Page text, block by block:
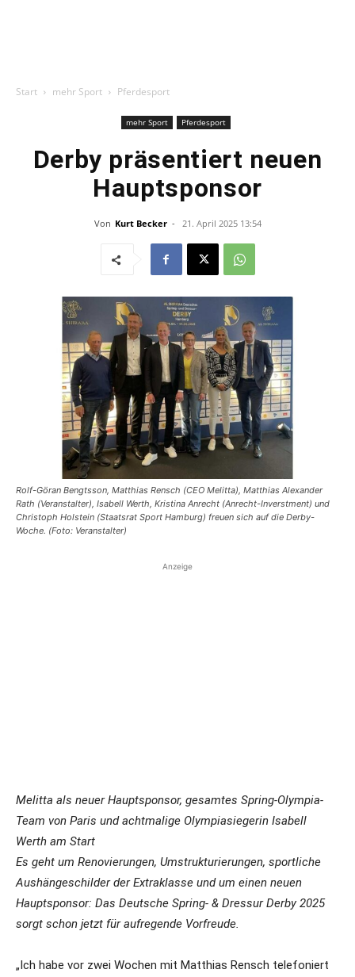
Start mehr Sport Pferdesport
mehr Sport Pferdesport
Derby präsentiert neuen
Hauptsponsor
Von Kurt Becker - 21. April 2025 13:54
Rolf-Göran Bengtsson, Matthias Rensch (CEO Melitta), Matthias Alexander
Rath (Veranstalter), Isabell Werth, Kristina Anrecht (Anrecht-Inverstment) und
Christoph Holstein (Staatsrat Sport Hamburg) freuen sich auf die Derby-
Woche. (Foto: Veranstalter)
Anzeige
Melitta als neuer Hauptsponsor, gesamtes Spring-Olympia-
Team von Paris und achtmalige Olympiasiegerin Isabell
Werth am Start
Es geht um Renovierungen, Umstrukturierungen, sportliche
Aushängeschilder der Extraklasse und um einen neuen
Hauptsponsor: Das Deutsche Spring- & Dressur Derby 2025
sorgt schon jetzt für aufregende Vorfreude.
„Ich habe vor zwei Wochen mit Matthias Rensch telefoniert